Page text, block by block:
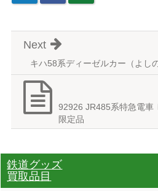
キハ58系ディーゼルカー（よし
Next
92926 JR485系特急電車
限定品
鉄道グッズ
買取品目